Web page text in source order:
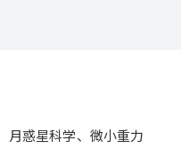
月惑星科学、微小重力